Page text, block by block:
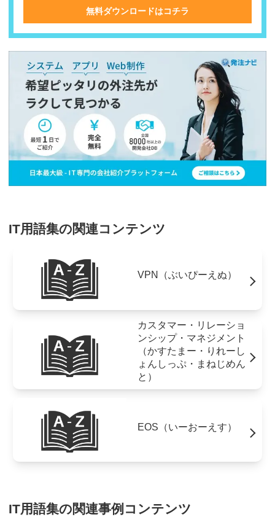
無料ダウンロードはコチラ
IT用語集の関連コンテンツ
VPN（ぶいぴーえぬ）
カスタマー・リレーショ
ンシップ・マネジメント
（かすたまー・りれーし
ょんしっぷ・まねじめん
と）
EOS（いーおーえす）
IT用語集の関連事例コンテンツ